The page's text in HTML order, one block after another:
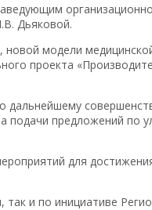
Дьяковой.
модели
проекта
дальнейшему
подачи предложений по
для
и по инициативе